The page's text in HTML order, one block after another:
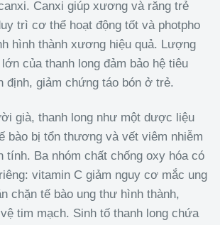
Canxi giúp xương và răng trẻ
trì cơ thể hoạt động tốt và photpho
hình thành xương hiệu quả. Lượng
của thanh long đảm bảo hệ tiêu
định, giảm chứng táo bón ở trẻ.
già, thanh long như một dược liệu
bào bị tổn thương và vết viêm nhiễm
tính. Ba nhóm chất chống oxy hóa có
vitamin C giảm nguy cơ mắc ung
chặn tế bào ung thư hình thành,
tim mạch. Sinh tố thanh long chứa